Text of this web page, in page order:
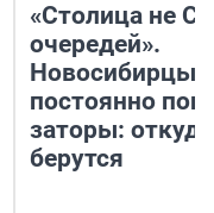
«Столица не
очередей».
Новосибирцы
постоянно
заторы:
берутся